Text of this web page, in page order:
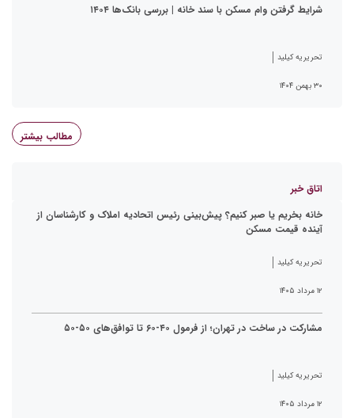
شرایط گرفتن وام مسکن با سند خانه | بررسی بانک‌ها ۱۴۰۴
تحریریه کیلید
۳۰ بهمن ۱۴۰۴
مطالب بیشتر
اتاق خبر
خانه بخریم یا صبر کنیم؟ پیش‌بینی رئیس اتحادیه املاک و کارشناسان از
آینده قیمت مسکن
تحریریه کیلید
۱۲ مرداد ۱۴۰۵
مشارکت در ساخت در تهران؛ از فرمول ۴۰-۶۰ تا توافق‌های ۵۰-۵۰
تحریریه کیلید
۱۲ مرداد ۱۴۰۵